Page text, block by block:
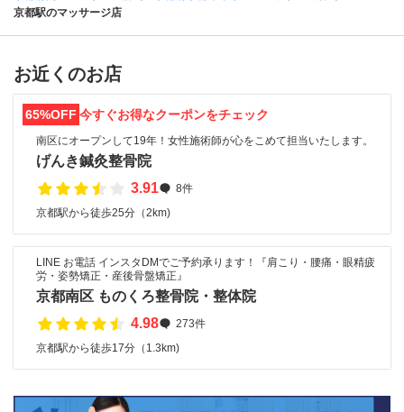
京都駅のマッサージ店
お近くのお店
65%OFF 今すぐお得なクーポンをチェック
南区にオープンして19年！女性施術師が心をこめて担当いたします。
げんき鍼灸整骨院
3.91
8件
京都駅から徒歩25分（2km)
LINE お電話 インスタDMでご予約承ります！『肩こり・腰痛・眼精疲
労・姿勢矯正・産後骨盤矯正』
京都南区 ものくろ整骨院・整体院
4.98
273件
京都駅から徒歩17分（1.3km)